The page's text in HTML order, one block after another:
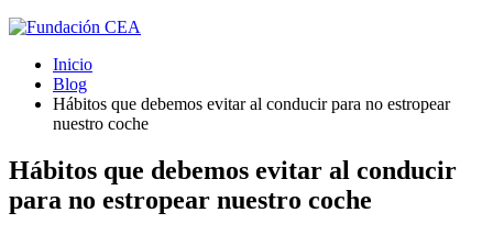
Inicio
Blog
Hábitos que debemos evitar al conducir para no estropear
nuestro coche
Hábitos que debemos evitar al conducir
para no estropear nuestro coche